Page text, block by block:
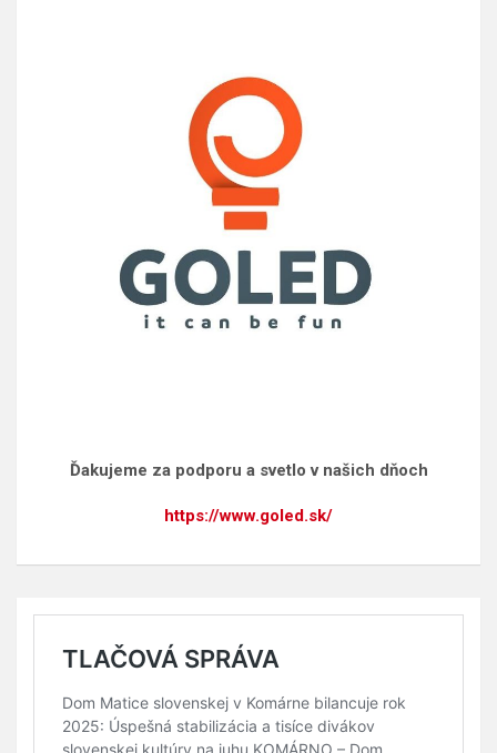
Ďakujeme za podporu a svetlo v našich dňoch
https://www.goled.sk/